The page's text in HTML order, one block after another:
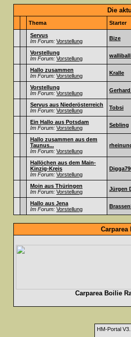
Die
Thema Starter
Servus
Im Forum: Vorstellung Bize
Vorstellung
Im Forum: Vorstellung
Hallo zusammen
Im Forum: Vorstellung Kralle
Vorstellung
Im Forum: Vorstellung Gerhard
Servus aus Niederösterreich
Im Forum: Vorstellung Tobsi
Ein Hallo aus Potsdam
Im Forum: Vorstellung Sebling
Hallo zusammen aus dem
Taunus...
Im Forum: Vorstellung
Hallöchen aus dem Main-
Kinzig-Kreis
Im Forum: Vorstellung
Moin aus Thüringen
Im Forum: Vorstellung Jürgen
Hallo aus Jena
Im Forum: Vorstellung
Carparea Boilie
HM-Portal